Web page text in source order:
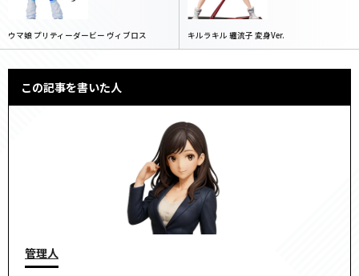
ウマ娘 プリティーダービー ヴィブロス キルラキル 纏流子 変身Ver.
この記事を書いた人
管理人